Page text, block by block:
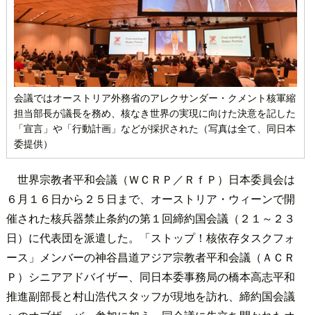
会議ではオーストリア外務省のアレクサンダー・クメント核軍縮
担当部長が議長を務め、核なき世界の実現に向けた決意を記した
「宣言」や「行動計画」などが採択された（写真は全て、同日本
委提供）
世界宗教者平和会議（ＷＣＲＰ／ＲｆＰ）日本委員会は
６月１６日から２５日まで、オーストリア・ウィーンで開
催された核兵器禁止条約の第１回締約国会議（２１～２３
日）に代表団を派遣した。「ストップ！核依存タスクフォ
ース」メンバーの神谷昌道アジア宗教者平和会議（ＡＣＲ
Ｐ）シニアアドバイザー、同日本委事務局の橋本高志平和
推進副部長と村山浩代スタッフが現地を訪れ、締約国会議